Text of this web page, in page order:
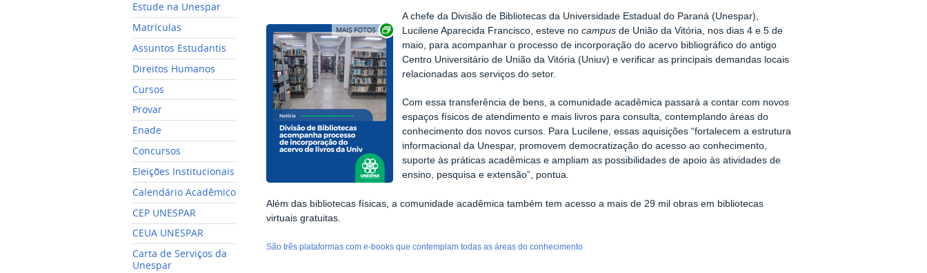
Estude na Unespar
Matrículas
Assuntos Estudantis
Direitos Humanos
Cursos
Provar
Enade
Concursos
Eleições Institucionais
Calendário Acadêmico
CEP UNESPAR
CEUA UNESPAR
Carta de Serviços da
Unespar
Exibir carrossel de imagens
A chefe da Divisão de Bibliotecas da Universidade Estadual do Paraná (Unespar),
Lucilene Aparecida Francisco, esteve no campusde União da Vitória, nos dias 4 e 5 de
maio, para acompanhar o processo de incorporação do acervo bibliográfico do antigo
Centro Universitário de União da Vitória (Uniuv) e verificar as principais demandas locais
relacionadas aos serviços do setor.
Com essa transferência de bens, a comunidade acadêmica passará a contar com novos
espaços físicos de atendimento e mais livros para consulta, contemplando áreas do
conhecimento dos novos cursos. Para Lucilene, essas aquisições “fortalecem a estrutura
informacional da Unespar, promovem democratização do acesso ao conhecimento,
suporte às práticas acadêmicas e ampliam as possibilidades de apoio às atividades de
ensino, pesquisa e extensão”, pontua.
Além das bibliotecas físicas, a comunidade acadêmica também tem acesso a mais de 29 mil obras em bibliotecas
virtuais gratuitas.
São três plataformas com e-books que contemplam todas as áreas do conhecimento